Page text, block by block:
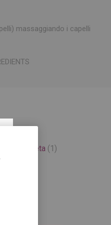
massaggiando i capelli
effetto seta (1)